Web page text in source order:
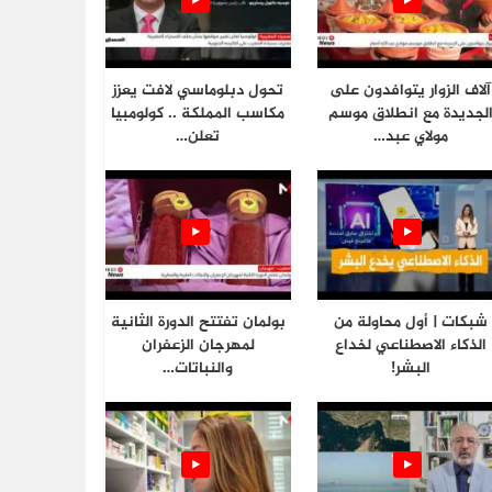
آلاف الزوار يتوافدون على
الجديدة مع انطلاق موسم
مولاي عبد…
تحول دبلوماسي لافت يعزز
مكاسب المملكة .. كولومبيا
تعلن…
شبكات | أول محاولة من
الذكاء الاصطناعي لخداع
البشر!
بولمان تفتتح الدورة الثانية
لمهرجان الزعفران
والنباتات…